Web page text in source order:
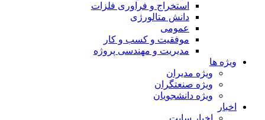
استخراج و فراوری فلزات
دانش متالورژی
عمومی
موفقیت و کسب و کار
مدیریت و مهندسی پروژه
ویژه ها
ویژه مدیران
ویژه صنعتگران
ویژه دانشجویان
اخبار
اخبار سایت